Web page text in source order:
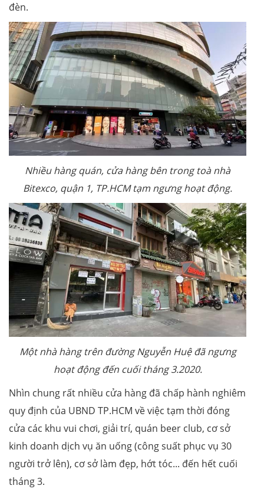
đèn.
Nhiều hàng quán, cửa hàng bên trong toà nhà
Bitexco, quận 1, TP.HCM tạm ngưng hoạt động.
Một nhà hàng trên đường Nguyễn Huệ đã ngưng
hoạt động đến cuối tháng 3.2020.
Nhìn chung rất nhiều cửa hàng đã chấp hành nghiêm
quy định của UBND TP.HCM về việc tạm thời đóng
cửa các khu vui chơi, giải trí, quán beer club, cơ sở
kinh doanh dịch vụ ăn uống (công suất phục vụ 30
người trở lên), cơ sở làm đẹp, hớt tóc... đến hết cuối
tháng 3.